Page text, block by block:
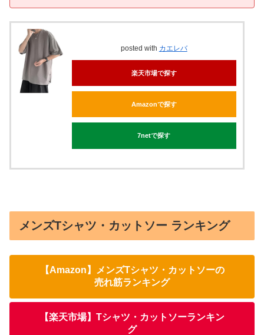
posted with カエレバ
楽天市場で探す
Amazonで探す
7netで探す
メンズTシャツ・カットソー ランキング
【Amazon】メンズTシャツ・カットソーの
売れ筋ランキング
【楽天市場】Tシャツ・カットソーランキン
グ